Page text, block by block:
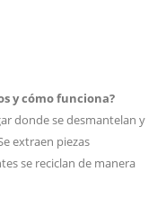
y cómo funciona?
donde se desmantelan y
extraen piezas
se reciclan de manera